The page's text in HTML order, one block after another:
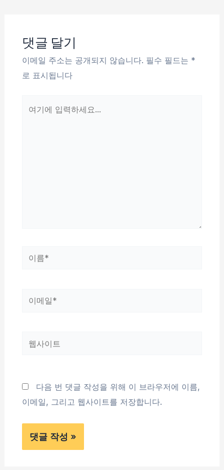
댓글 달기
이메일 주소는 공개되지 않습니다. 필수 필드는 *
로 표시됩니다
트
다음 번 댓글 작성을 위해 이 브라우저에 이름,
이메일, 그리고 웹사이트를 저장합니다.